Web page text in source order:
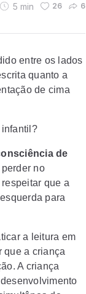
5 min 26 6
entre os lados
quanto a
de cima
de
no
que a
para
a leitura em
que a criança
A criança